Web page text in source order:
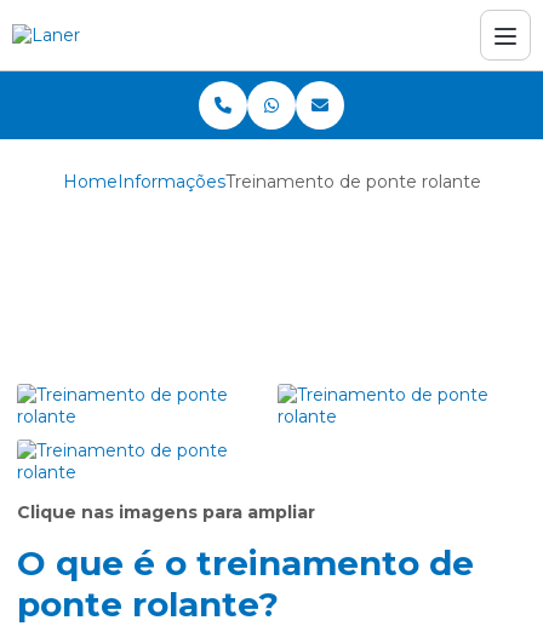
HomeInformaçõesTreinamento de ponte rolante
Clique nas imagens para ampliar
O que é o treinamento de
ponte rolante?